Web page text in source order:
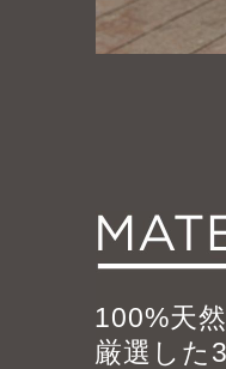
100%天
厳選した